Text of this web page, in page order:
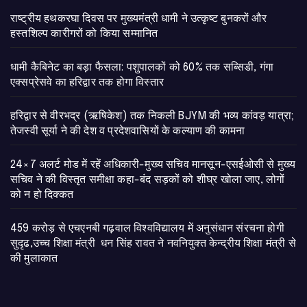
राष्ट्रीय हथकरघा दिवस पर मुख्यमंत्री धामी ने उत्कृष्ट बुनकरों और
हस्तशिल्प कारीगरों को किया सम्मानित
​धामी कैबिनेट का बड़ा फैसला: पशुपालकों को 60% तक सब्सिडी, गंगा
एक्सप्रेसवे का हरिद्वार तक होगा विस्तार
​हरिद्वार से वीरभद्र (ऋषिकेश) तक निकली BJYM की भव्य कांवड़ यात्रा;
तेजस्वी सूर्या ने की देश व प्रदेशवासियों के कल्याण की कामना
24×7 अलर्ट मोड में रहें अधिकारी-मुख्य सचिव मानसून-एसईओसी से मुख्य
सचिव ने की विस्तृत समीक्षा कहा-बंद सड़कों को शीघ्र खोला जाए, लोगों
को न हो दिक्कत
459 करोड़ से एचएनबी गढ़वाल विश्वविद्यालय में अनुसंधान संरचना होगी
सुदृढ,उच्च शिक्षा मंत्री धन सिंह रावत ने नवनियुक्त केन्द्रीय शिक्षा मंत्री से
की मुलाकात